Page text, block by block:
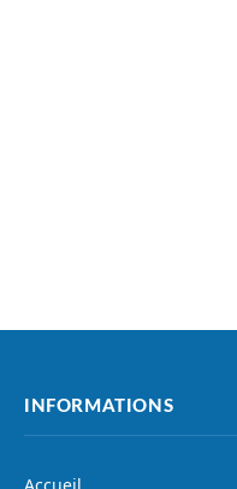
INFORMATIONS